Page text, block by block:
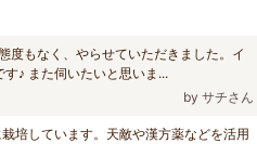
度もなく、やらせていただきました。イ
♪ また伺いたいと思いま...
by サチさん
培しています。天敵や漢方薬などを活用